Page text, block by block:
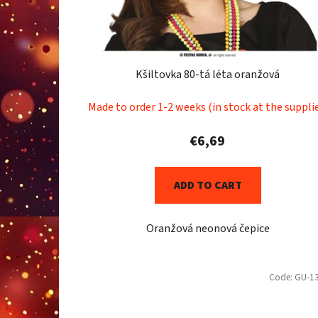
Kšiltovka 80-tá léta oranžová
Made to order 1-2 weeks (in stock at the
€6,69
ADD TO CART
Oranžová neonová čepice
Code: GU-